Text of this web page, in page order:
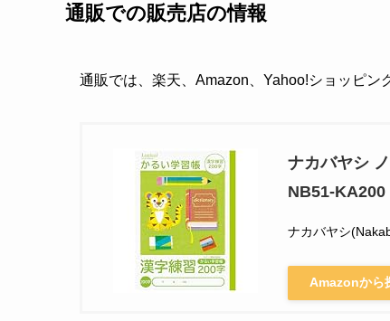
通販での販売店の情報
通販では、楽天、Amazon、Yahoo!ショッピン
ナカバヤシ
NB51-KA200
ナカバヤシ
Amazonから